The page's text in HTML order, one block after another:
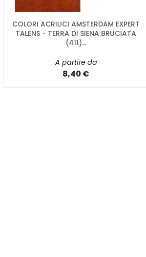
COLORI ACRILICI AMSTERDAM EXPERT
TALENS - TERRA DI SIENA BRUCIATA
(411)...
A partire da
8,40 €